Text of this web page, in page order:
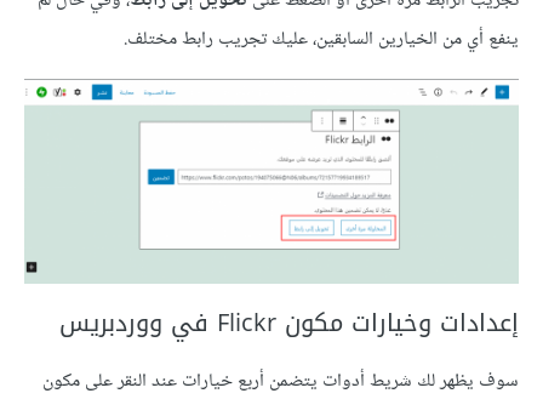
ينفع أي من الخيارين السابقين، عليك تجريب رابط مختلف.
إعدادات وخيارات مكون Flickr في ووردبريس
سوف يظهر لك شريط أدوات يتضمن أربع خيارات عند النقر على مكون